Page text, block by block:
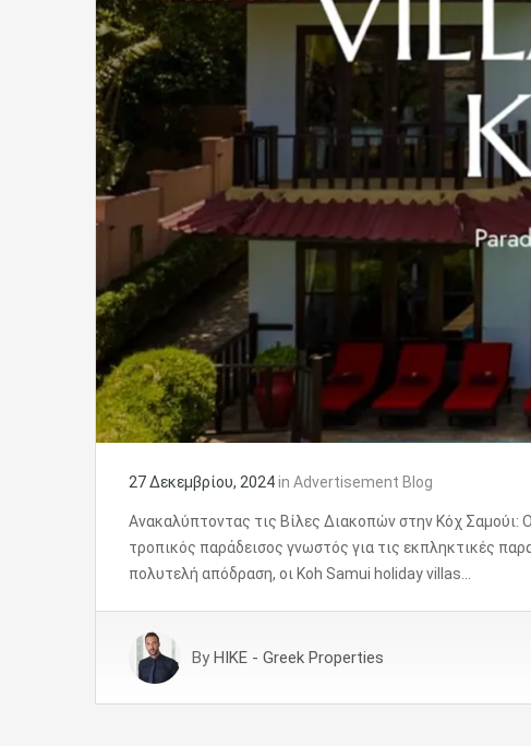
27 Δεκεμβρίου, 2024in Advertisement Blog
Ανακαλύπτοντας τις Βίλες Διακοπών στην Κόχ Σαμούι:
τροπικός παράδεισος γνωστός για τις εκπληκτικές
πολυτελή απόδραση, οι Koh Samui holiday villas…
By HIKE - Greek Properties